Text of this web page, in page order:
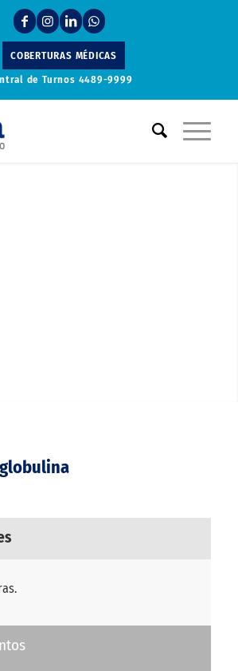
COBERTURAS MÉDICAS
de Turnos 4489-9999